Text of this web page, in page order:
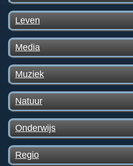
Leven
Media
Muziek
Natuur
Onderwijs
Regio